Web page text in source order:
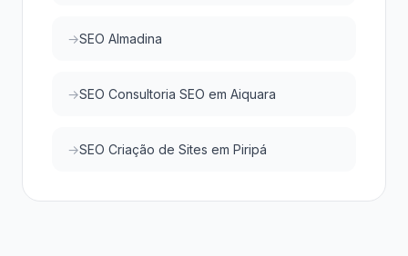
SEO Almadina
SEO Consultoria SEO em Aiquara
SEO Criação de Sites em Piripá